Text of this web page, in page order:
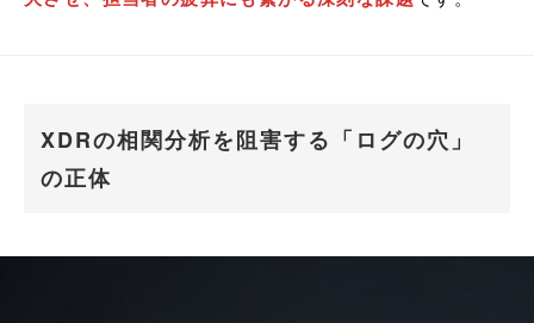
XDRの相関分析を阻害する「ログの穴」
の正体